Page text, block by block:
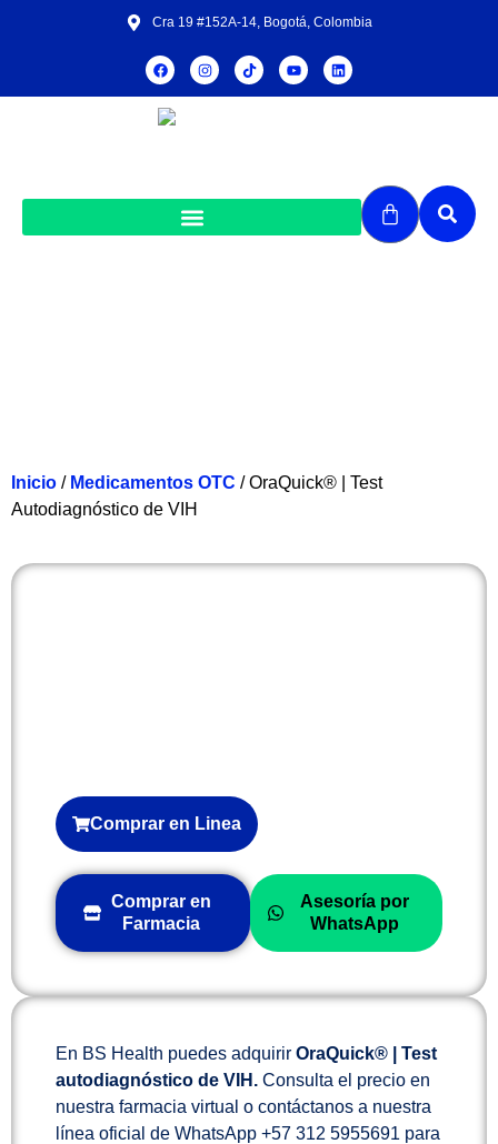
Cra 19 #152A-14, Bogotá, Colombia
Inicio / Medicamentos OTC / OraQuick® | Test
Autodiagnóstico de VIH
Comprar en Linea
Comprar en
Farmacia
Asesoría por
WhatsApp
En BS Health puedes adquirir OraQuick® | Test
autodiagnóstico de VIH . Consulta el precio en
nuestra farmacia virtual o contáctanos a nuestra
línea oficial de WhatsApp +57 312 5955691 para